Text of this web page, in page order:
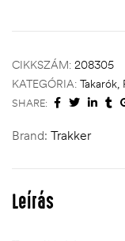
CIKKSZÁM: 208305
KATEGÓRIA: Takarók,
SHARE:
Brand: Trakker
Leírás